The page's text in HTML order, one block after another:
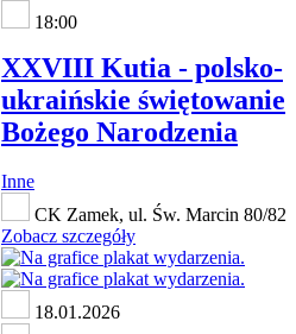
18:00
XXVIII Kutia - polsko-
ukraińskie świętowanie
Bożego Narodzenia
Inne
CK Zamek, ul. Św. Marcin 80/82
Zobacz szczegóły
18.01.2026